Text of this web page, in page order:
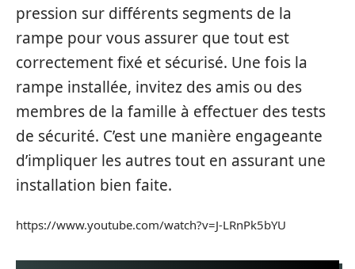
pression sur différents segments de la
rampe pour vous assurer que tout est
correctement fixé et sécurisé. Une fois la
rampe installée, invitez des amis ou des
membres de la famille à effectuer des tests
de sécurité. C’est une manière engageante
d’impliquer les autres tout en assurant une
installation bien faite.
https://www.youtube.com/watch?v=J-LRnPk5bYU